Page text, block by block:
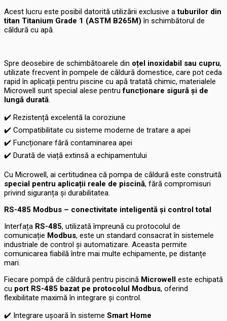
Acest lucru este posibil datorită utilizării exclusive atuburilor din
titan Titanium Grade 1 (ASTM B265M) în schimbătorul de
căldură cu apă.
Spre deosebire de schimbătoarele din oțel inoxidabil sau cupru,
utilizate frecvent în pompele de căldură domestice, care pot ceda
rapid în aplicații pentru piscine cu apă tratată chimic, materialele
Microwell sunt special alese pentrufuncționare sigură și de
lungă durată.
✔️ Rezistență excelentă la coroziune
✔️ Compatibilitate cu sisteme moderne de tratare a apei
✔️ Funcționare fără contaminarea apei
✔️ Durată de viață extinsă a echipamentului
Cu Microwell, ai certitudinea că pompa de căldură este construită
special pentru aplicații reale de piscină, fără compromisuri
privind siguranța și durabilitatea.
RS-485 Modbus – conectivitate inteligentă și control total
Interfața RS-485, utilizată împreună cu protocolul de
comunicație Modbus, este un standard consacrat în sistemele
industriale de control și automatizare. Aceasta permite
comunicarea fiabilă între mai multe echipamente, pe distanțe
mari.
Fiecare pompă de căldură pentru piscină Microwell este echipată
cu port RS-485 bazat pe protocolul Modbus, oferind
flexibilitate maximă în integrare și control.
✔️ Integrare ușoară în sisteme Smart Home